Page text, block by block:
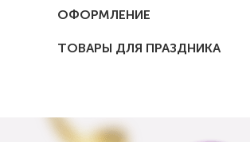
ОФОРМЛЕНИЕ
ТОВАРЫ ДЛЯ ПРАЗДНИКА